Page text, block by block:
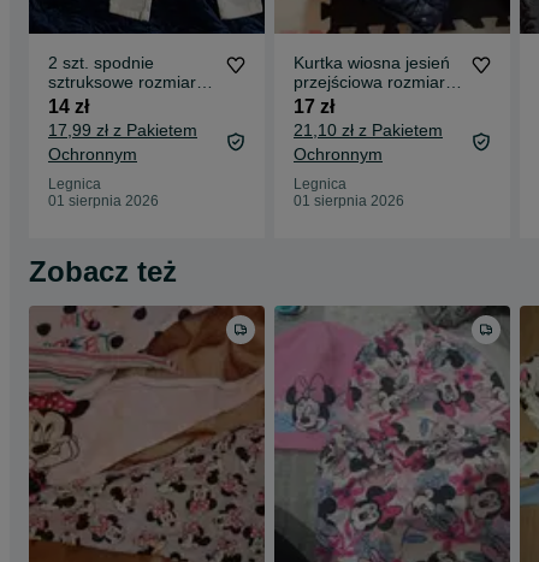
2 szt. spodnie
sztruksowe rozmiar
98-104
14 zł
17,99 zł z Pakietem
Ochronnym
Legnica
01 sierpnia 2026
Kurtka wiosna jesień
przejściowa rozmiar
98
17 zł
21,10 zł z Pakietem
Ochronnym
Legnica
01 sierpnia 2026
Zobacz też